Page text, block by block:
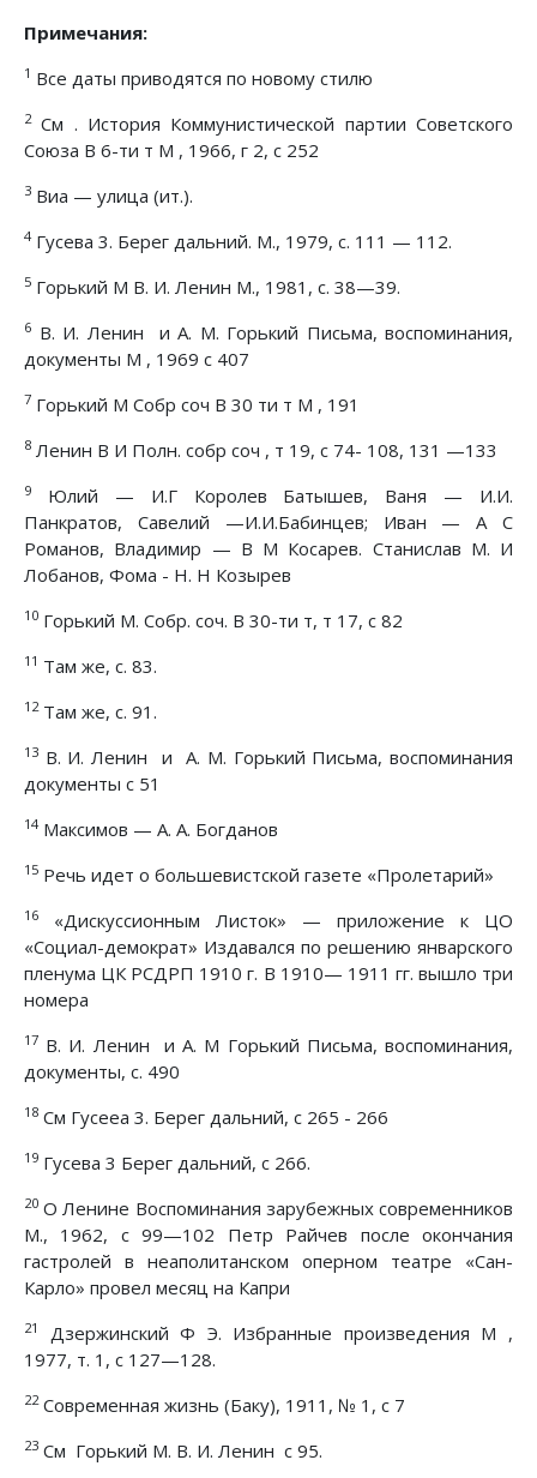
Примечания:
1 Все даты приводятся по новому стилю
2См . История Коммунистической партии Советского
Союза В 6-ти т М , 1966, г 2, с 252
3 Виа — улица (ит.).
4Гусева 3. Берег дальний. М., 1979, с. 111 — 112.
5 Горький М В. И. Ленин М., 1981, с. 38—39.
6 В. И. Ленин и А. М. Горький Письма, воспоминания,
документы М , 1969 с 407
7 Горький М Собр соч В 30 ти т М , 191
8 Ленин В И Полн. собр соч , т 19, с 74- 108, 131 —133
9
Юлий — И.Г Королев Батышев, Ваня — И.И.
Панкратов, Савелий —И.И.Бабинцев; Иван — А С
Романов, Владимир — В М Косарев. Станислав М. И
Лобанов, Фома - Н. Н Козырев
10 Горький М. Собр. соч. В 30-ти т, т 17, с 82
11 Там же, с. 83.
12Там же, с. 91.
13 В. И. Ленин и А. М. Горький Письма, воспоминания
документы с 51
14Максимов — А. A. Богданов
15 Речь идет о большевистской газете «Пролетарий»
16
«Дискуссионным Листок» — приложение к ЦО
«Социал-демократ» Издавался по решению январского
пленума ЦК РСДРП 1910 г. В 1910— 1911 гг. вышло три
номера
17 В. И. Ленин и А. М Горький Письма, воспоминания,
документы, с. 490
18 См Гyceea 3. Беpeг дальний, с 265 - 266
19 Гусева 3 Берег дальний, с 266.
20 О Ленине Воспоминания зарубежных современников
М., 1962, с 99—102 Петр Райчев после окончания
гастролей в неаполитанском оперном театре «Сан-
Карло» провел месяц на Капри
21
Дзержинский Ф Э. Избранные произведения М ,
1977, т. 1, с 127—128.
22Современная жизнь (Баку), 1911, № 1, с 7
23 См Горький М. В. И. Ленин с 95.